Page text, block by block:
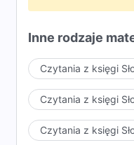
Inne rodzaje
Czytania z księgi
Czytania z księgi
Czytania z księgi